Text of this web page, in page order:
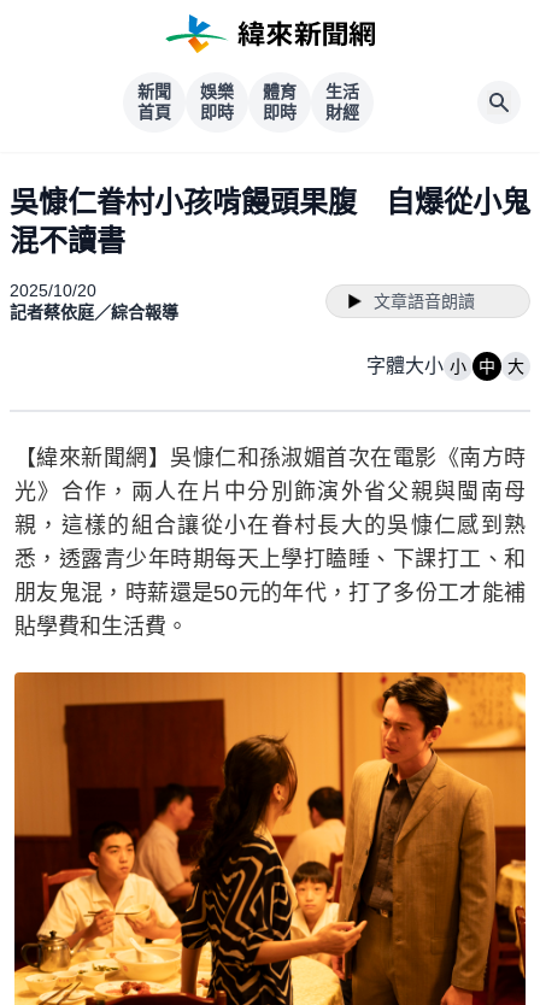
新聞
首頁
娛樂
即時
體育
即時
生活
財經
吳慷仁眷村小孩啃饅頭果腹 自爆從小鬼
混不讀書
2025/10/20
記者蔡依庭／綜合報導
文章語音朗讀
字體大小 小 中 大
【緯來新聞網】吳慷仁和孫淑媚首次在電影《南方時
光》合作，兩人在片中分別飾演外省父親與閩南母
親，這樣的組合讓從小在眷村長大的吳慷仁感到熟
悉，透露青少年時期每天上學打瞌睡、下課打工、和
朋友鬼混，時薪還是50元的年代，打了多份工才能補
貼學費和生活費。